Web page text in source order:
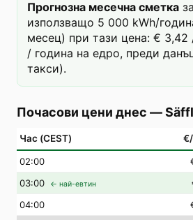
Прогнозна месечна сметка
използващо 5 000 kWh/
месец) при тази цена: €
/ година на едро, преди
такси).
Почасови цени днес —
Час (CEST)
02:00
03:00 ← най-евтин
04:00